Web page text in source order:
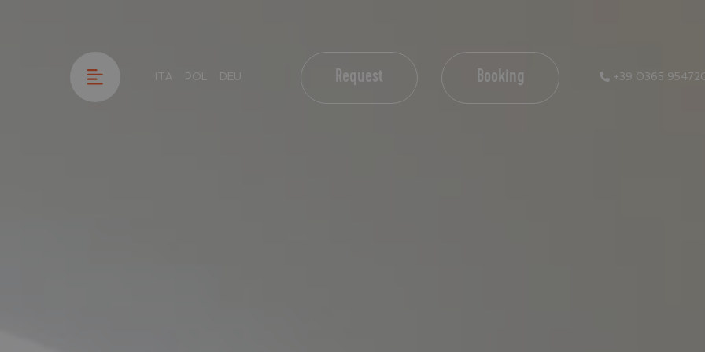
ITA POL DEU Request Booking +39 0365